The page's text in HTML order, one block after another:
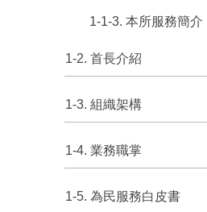
1-1-3. 本所服務簡介
1-2. 首長介紹
1-3. 組織架構
1-4. 業務職掌
1-5. 為民服務白皮書